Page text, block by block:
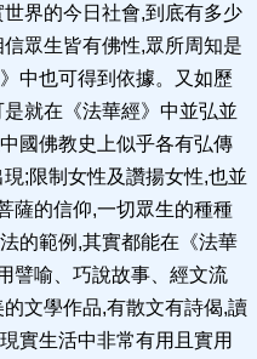
界的今日社會,到底有多少
眾生皆有佛性,眾所周知是
中也可得到依據。又如歷
就在《法華經》中並弘並
國佛教史上似乎各有弘傳
;限制女性及讚揚女性,也並
薩的信仰,一切眾生的種種
的範例,其實都能在《法華
譬喻、巧說故事、經文流
文學作品,有散文有詩偈,讀
實生活中非常有用且實用